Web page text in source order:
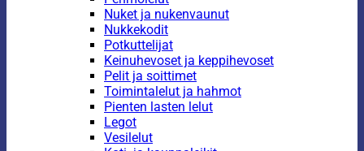
Nuket ja nukenvaunut
Nukkekodit
Potkuttelijat
Keinuhevoset ja keppihevoset
Pelit ja soittimet
Toimintalelut ja hahmot
Pienten lasten lelut
Legot
Vesilelut